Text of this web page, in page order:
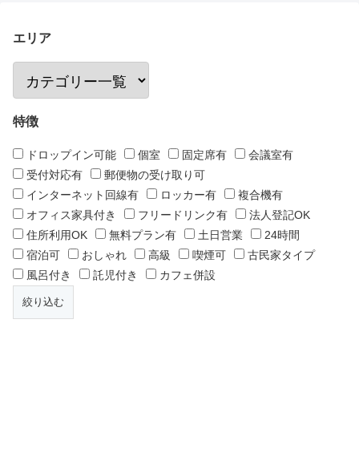
エリア
特徴
ドロップイン可能 個室 固定席有
会議室有
受付対応有
郵便物の受け取り可
インターネット回線有
ロッカー有
複合機有
オフィス家具付き
フリードリンク有
法人登記OK
住所利用OK
無料プラン有 土日営業
24時間
宿泊可
おしゃれ 高級 喫煙可
古民家タイプ
風呂付き
託児付き カフェ併設